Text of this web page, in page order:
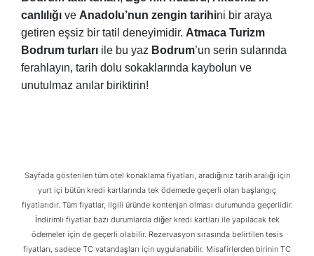
canlılığı ve Anadolu’nun zengin tarihini bir araya
getiren eşsiz bir tatil deneyimidir. Atmaca Turizm
Bodrum turları ile bu yaz Bodrum’un serin sularında
ferahlayın, tarih dolu sokaklarında kaybolun ve
unutulmaz anılar biriktirin!
Sayfada gösterilen tüm otel konaklama fiyatları, aradığınız tarih aralığı için
yurt içi bütün kredi kartlarında tek ödemede geçerli olan başlangıç
fiyatlarıdır. Tüm fiyatlar, ilgili üründe kontenjan olması durumunda geçerlidir.
İndirimli fiyatlar bazı durumlarda diğer kredi kartları ile yapılacak tek
ödemeler için de geçerli olabilir. Rezervasyon sırasında belirtilen tesis
fiyatları, sadece TC vatandaşları için uygulanabilir. Misafirlerden birinin TC